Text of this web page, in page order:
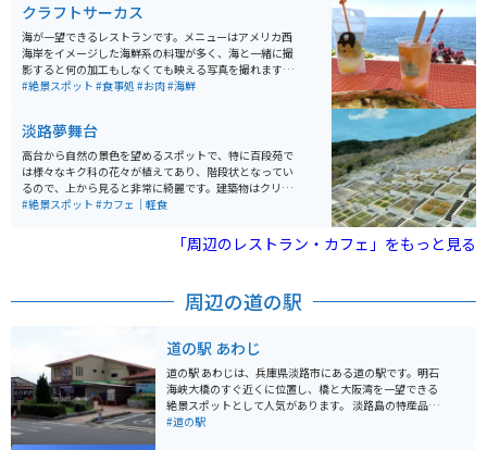
クラフトサーカス
海が一望できるレストランです。メニューはアメリカ西
海岸をイメージした海鮮系の料理が多く、海と一緒に撮
影すると何の加工もしなくても映える写真を撮れます。
また、インスタ映えする料理にありがちな料金が高いわ
#絶景スポット #食事処 #お肉#海鮮
淡路夢舞台
高台から自然の景色を望めるスポットで、特に百段苑で
は様々なキク科の花々が植えてあり、階段状となってい
るので、上から見ると非常に綺麗です。建築物はクリエ
イティブでSNS映えするようなものが多く、建物自体も
#絶景スポット #カフェ｜軽食
「周辺のレストラン・カフェ」をもっと見る
周辺の道の駅
道の駅 あわじ
道の駅 あわじは、兵庫県淡路市にある道の駅です。明石
海峡大橋のすぐ近くに位置し、橋と大阪湾を一望できる
絶景スポットとして人気があります。 淡路島の特産品を
販売するショップやレストランがあり、新鮮な海の幸や
#道の駅